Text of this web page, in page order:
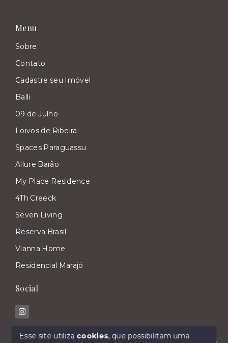
Menu
Sobre
Contato
Cadastre seu Imóvel
Balli
09 de Julho
Loivos de Ribeira
Spaces Paraguassu
Allure Barão
My Place Residence
4Th Creeck
Seven Living
Reserva Brasil
Vianna Home
Residencial Marajó
Social
Esse site utiliza cookies, que possibilitam uma